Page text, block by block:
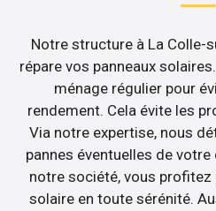
Notre structure à La Colle-
répare vos panneaux
ménage régulier pour
rendement. Cela évite les
Via notre expertise, nous
pannes éventuelles de
notre société, vous profitez
solaire en toute sérénité.